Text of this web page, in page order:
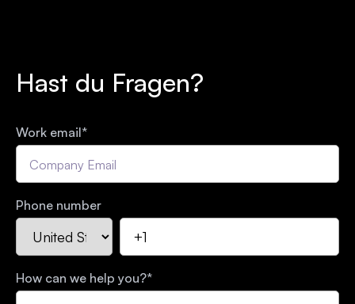
Hast du Fragen?
Work email*
Phone number
How can we help you?*